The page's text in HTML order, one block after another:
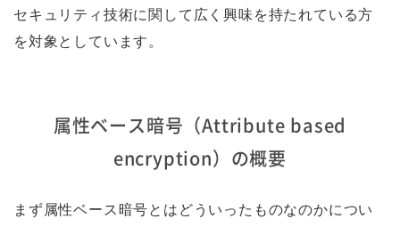
セキュリティ技術に関して広く興味を持たれている方
を対象としています。
属性ベース暗号（Attribute based
encryption）の概要
まず属性ベース暗号とはどういったものなのかについ